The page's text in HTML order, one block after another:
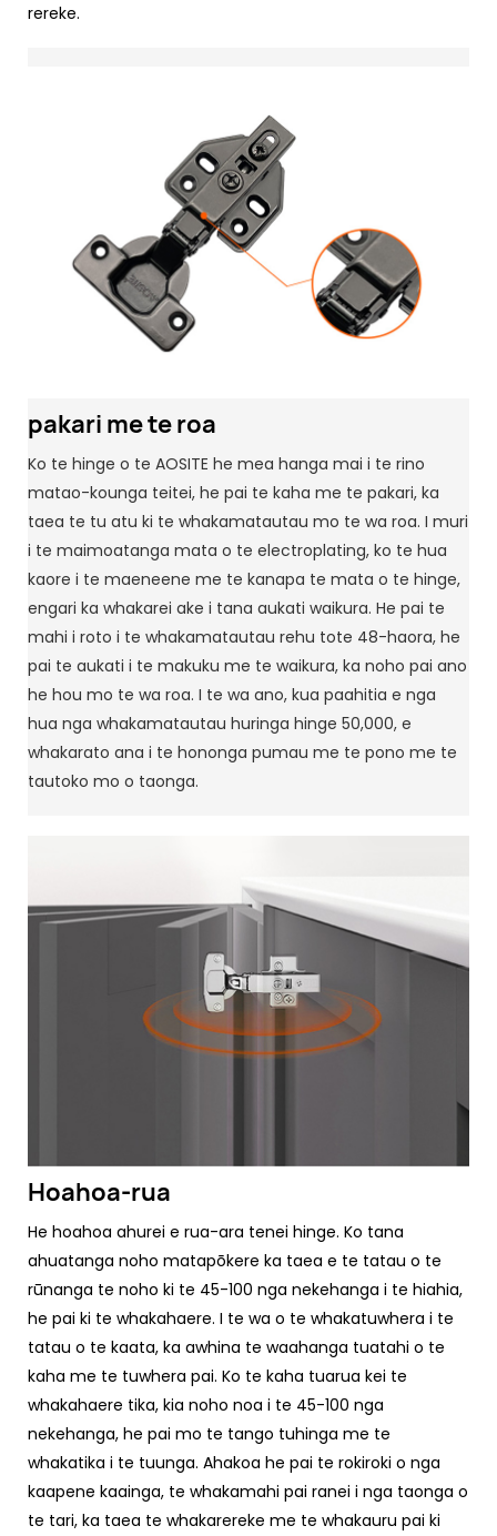
rereke.
pakari me te roa
Ko te hinge o te AOSITE he mea hanga mai i te rino
matao-kounga teitei, he pai te kaha me te pakari, ka
taea te tu atu ki te whakamatautau mo te wa roa. I muri
i te maimoatanga mata o te electroplating, ko te hua
kaore i te maeneene me te kanapa te mata o te hinge,
engari ka whakarei ake i tana aukati waikura. He pai te
mahi i roto i te whakamatautau rehu tote 48-haora, he
pai te aukati i te makuku me te waikura, ka noho pai ano
he hou mo te wa roa. I te wa ano, kua paahitia e nga
hua nga whakamatautau huringa hinge 50,000, e
whakarato ana i te hononga pumau me te pono me te
tautoko mo o taonga.
Hoahoa-rua
He hoahoa ahurei e rua-ara tenei hinge. Ko tana
ahuatanga noho matapōkere ka taea e te tatau o te
rūnanga te noho ki te 45-100 nga nekehanga i te hiahia,
he pai ki te whakahaere. I te wa o te whakatuwhera i te
tatau o te kaata, ka awhina te waahanga tuatahi o te
kaha me te tuwhera pai. Ko te kaha tuarua kei te
whakahaere tika, kia noho noa i te 45-100 nga
nekehanga, he pai mo te tango tuhinga me te
whakatika i te tuunga. Ahakoa he pai te rokiroki o nga
kaapene kaainga, te whakamahi pai ranei i nga taonga o
te tari, ka taea te whakarereke me te whakauru pai ki